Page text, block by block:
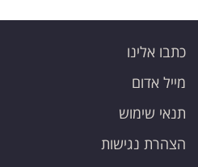
כתבו אלינו
מייל אדום
תנאי שימוש
הצהרת נגישות